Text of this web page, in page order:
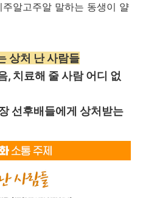
알고주알 말하는 동생이 얄
상처 난 사람들
, 치료해 줄 사람 어디 없
선후배들에게 상처받는